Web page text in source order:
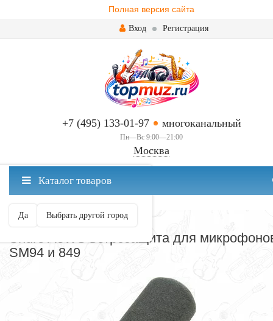
Полная версия сайта
Вход Регистрация
+7 (495) 133-01-97 многоканальный
Пн—Вс 9:00—21:00
Москва
Москва ваш город?
Да Выбрать другой город
Каталог товаров
ВЕТРОЗАЩИТА
Shure A3WS ветрозащита для
SM94 и 849